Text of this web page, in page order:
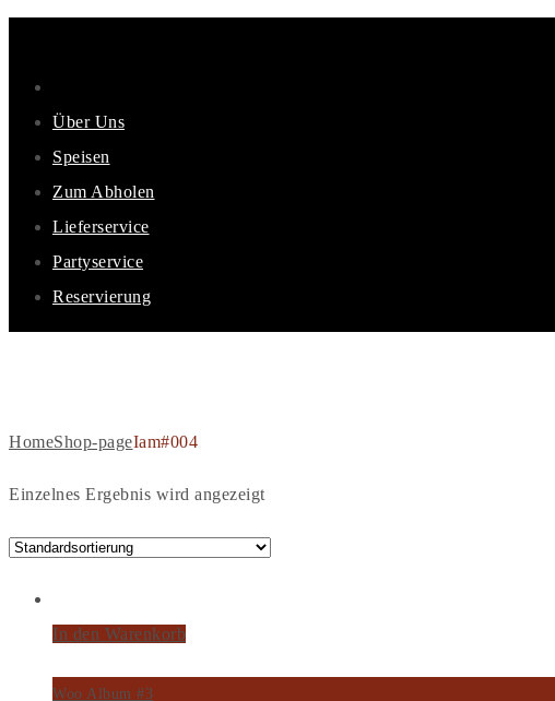
Über Uns
Speisen
Zum Abholen
Lieferservice
Partyservice
Reservierung
HomeShop-pageIam#004
Einzelnes Ergebnis wird angezeigt
In den Warenkorb
Woo Album #3